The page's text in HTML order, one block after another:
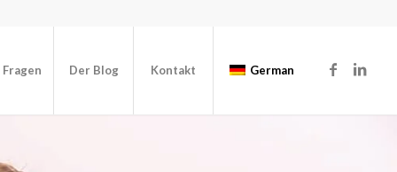
Der Blog Kontakt German